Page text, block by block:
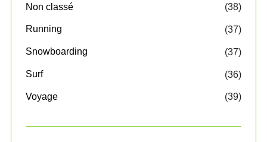
Non classé (38)
Running (37)
Snowboarding (37)
Surf (36)
Voyage (39)